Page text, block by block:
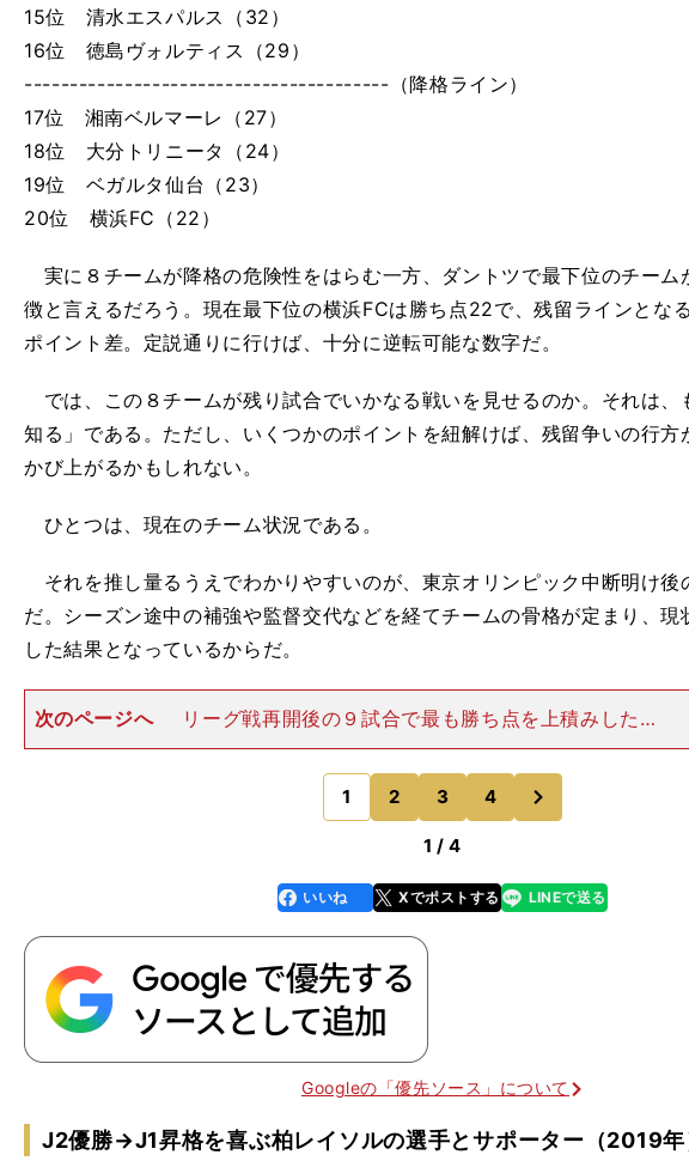
15位 清水エスパルス（32）
16位 徳島ヴォルティス（29）
----------------------------------------（降格ライン）
17位 湘南ベルマーレ（27）
18位 大分トリニータ（24）
19位 ベガルタ仙台（23）
20位 横浜FC（22）
実に８チームが降格の危険性をはらむ一方、ダントツで最下位のチーム
徴と言えるだろう。現在最下位の横浜FCは勝ち点22で、残留ラインとな
ポイント差。定説通りに行けば、十分に逆転可能な数字だ。
では、この８チームが残り試合でいかなる戦いを見せるのか。それは、
知る」である。ただし、いくつかのポイントを紐解けば、残留争いの行方
かび上がるかもしれない。
ひとつは、現在のチーム状況である。
それを推し量るうえでわかりやすいのが、東京オリンピック中断明け後
だ。シーズン途中の補強や監督交代などを経てチームの骨格が定まり、現
した結果となっているからだ。
次のページへ
リーグ戦再開後の９試合で最も勝ち点を上積みしたの
は、４勝２分３敗で14ポイントを稼いだ柏（13位）だ。第26節から３
連勝を達成するなど、前半戦の不振を完全に払拭。その後の３試合で結
果を出せていないのは
1 2 3 4
のページへ
1 / 4
faceboo
k
いいね Xでポストする
line LINEで送る
Googleの「優先ソース」について
J2優勝→J1昇格を喜ぶ柏レイソルの選手とサポーター（2019年